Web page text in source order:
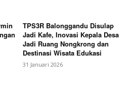
TPS3R Balonggandu Disulap
Jadi Kafe, Inovasi Kepala Desa
Jadi Ruang Nongkrong dan
Destinasi Wisata Edukasi
31 Januari 2026